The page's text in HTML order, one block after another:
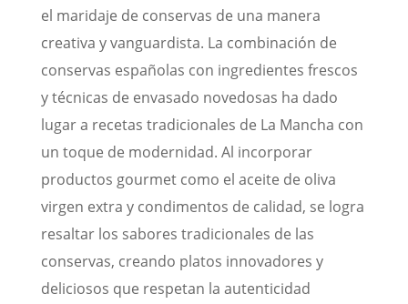
el maridaje de conservas de una manera
creativa y vanguardista. La combinación de
conservas españolas con ingredientes frescos
y técnicas de envasado novedosas ha dado
lugar a recetas tradicionales de La Mancha con
un toque de modernidad. Al incorporar
productos gourmet como el aceite de oliva
virgen extra y condimentos de calidad, se logra
resaltar los sabores tradicionales de las
conservas, creando platos innovadores y
deliciosos que respetan la autenticidad